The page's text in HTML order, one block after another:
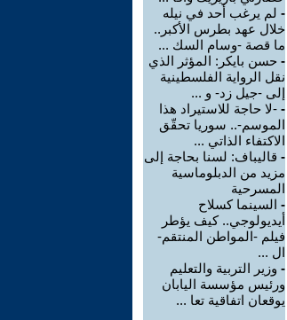
- لم يرغب أحد في نيله
خلال عهد بطرس الأكبر..
ما قصة -وسام السك ...
- حسن بايكر: المؤثر الذي
نقل الرواية الفلسطينية
إلى -جيل زد- و ...
- -لا حاجة للاستيراد هذا
الموسم-.. سوريا تحقّق
الاكتفاء الذاتي ...
- قاليباف: لسنا بحاجة إلى
مزيد من الدبلوماسية
المسرحية
- السينما كسلاح
أيديولوجي.. كيف يؤطر
فيلم -المواطن المنتقم-
ال ...
- وزير التربية والتعليم
ورئيس مؤسسة اليابان
يوقعان اتفاقية تعا ...